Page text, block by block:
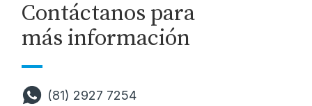
Contáctanos para
más información
(81) 2927 7254